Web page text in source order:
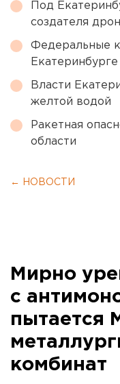
Под
создателя
Федеральные
Власти
желтой водой
Ракетная
области
← НОВОСТИ
Мирно
с
пытается
комбинат